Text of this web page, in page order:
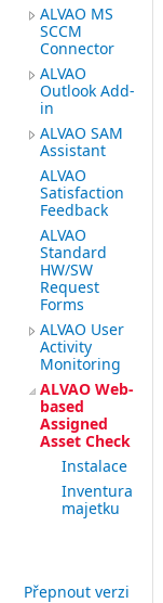
ALVAO MS
SCCM
Connector
ALVAO
Outlook Add-
in
ALVAO SAM
Assistant
ALVAO
Satisfaction
Feedback
ALVAO
Standard
HW/SW
Request
Forms
ALVAO User
Activity
Monitoring
ALVAO Web-
based
Assigned
Asset Check
Instalace
Inventura
majetku
Přepnout verzi